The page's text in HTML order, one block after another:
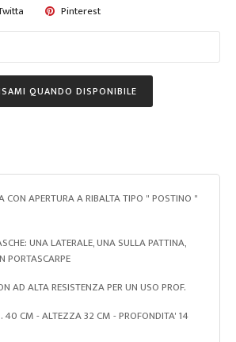
Pinterest
QUANDO DISPONIBILE
CON APERTURA A RIBALTA TIPO " POSTINO "
UNA LATERALE, UNA SULLA PATTINA,
PORTASCARPE
AD ALTA RESISTENZA PER UN USO PROF.
40 CM - ALTEZZA 32 CM - PROFONDITA' 14